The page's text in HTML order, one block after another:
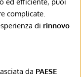
complicate.
di rinnovo
da PAESE